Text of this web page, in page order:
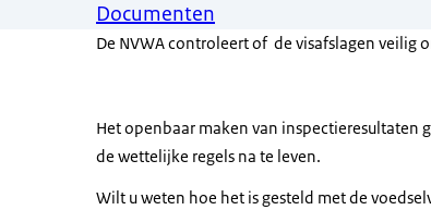
Documenten
De NVWA controleert of de visafslagen veilig
Het openbaar maken van inspectieresultaten
de wettelijke regels na te leven.
Wilt u weten hoe het is gesteld met de